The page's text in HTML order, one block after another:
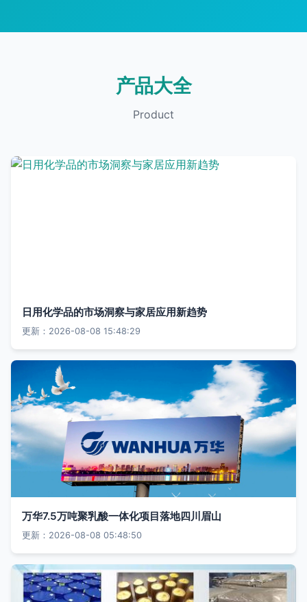
产品大全
Product
日用化学品的市场洞察与家居应用新趋势
更新：2026-08-08 15:48:29
万华7.5万吨聚乳酸一体化项目落地四川眉山
更新：2026-08-08 05:48:50